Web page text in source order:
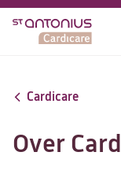
Overslaan
inhoud
Cardicare
Over